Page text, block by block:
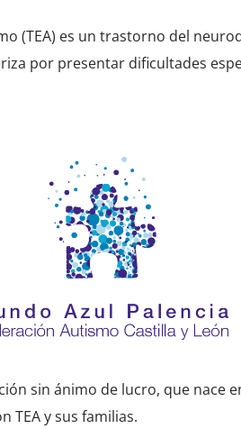
(TEA) es un trastorno del
por presentar dificultades
sin ánimo de lucro, que nace
TEA y sus familias.